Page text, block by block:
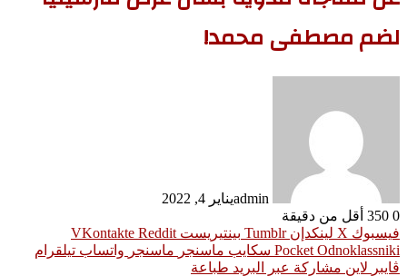
لضم مصطفى محمد!
adminيناير 4, 2022
0
أقل من دقيقة
فيسبوك ‫X لينكدإن بينتيريست
Odnoklassniki
‫Pocket سكايب ماسنجر ماسنجر واتساب تيلقرام
ڤايبر لاين مشاركة عبر البريد طباعة